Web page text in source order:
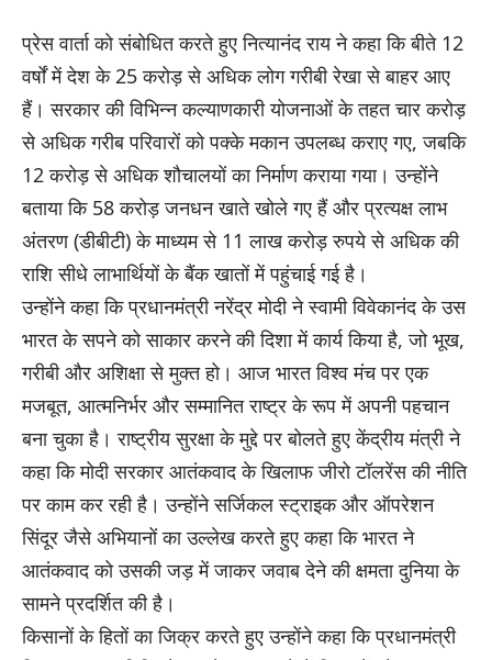
प्रेस वार्ता को संबोधित करते हुए नित्यानंद राय ने कहा कि बीते 12
वर्षों में देश के 25 करोड़ से अधिक लोग गरीबी रेखा से बाहर आए
हैं। सरकार की विभिन्न कल्याणकारी योजनाओं के तहत चार करोड़
से अधिक गरीब परिवारों को पक्के मकान उपलब्ध कराए गए, जबकि
12 करोड़ से अधिक शौचालयों का निर्माण कराया गया। उन्होंने
बताया कि 58 करोड़ जनधन खाते खोले गए हैं और प्रत्यक्ष लाभ
अंतरण (डीबीटी) के माध्यम से 11 लाख करोड़ रुपये से अधिक की
राशि सीधे लाभार्थियों के बैंक खातों में पहुंचाई गई है।
उन्होंने कहा कि प्रधानमंत्री नरेंद्र मोदी ने स्वामी विवेकानंद के उस
भारत के सपने को साकार करने की दिशा में कार्य किया है, जो भूख,
गरीबी और अशिक्षा से मुक्त हो। आज भारत विश्व मंच पर एक
मजबूत, आत्मनिर्भर और सम्मानित राष्ट्र के रूप में अपनी पहचान
बना चुका है। राष्ट्रीय सुरक्षा के मुद्दे पर बोलते हुए केंद्रीय मंत्री ने
कहा कि मोदी सरकार आतंकवाद के खिलाफ जीरो टॉलरेंस की नीति
पर काम कर रही है। उन्होंने सर्जिकल स्ट्राइक और ऑपरेशन
सिंदूर जैसे अभियानों का उल्लेख करते हुए कहा कि भारत ने
आतंकवाद को उसकी जड़ में जाकर जवाब देने की क्षमता दुनिया के
सामने प्रदर्शित की है।
किसानों के हितों का जिक्र करते हुए उन्होंने कहा कि प्रधानमंत्री